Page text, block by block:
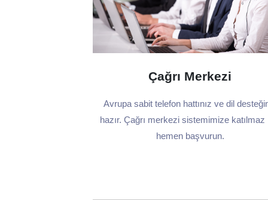
Çağrı Merkezi
Avrupa sabit telefon hattınız ve dil
hazır. Çağrı merkezi sistemimize katılmaz
hemen başvurun.